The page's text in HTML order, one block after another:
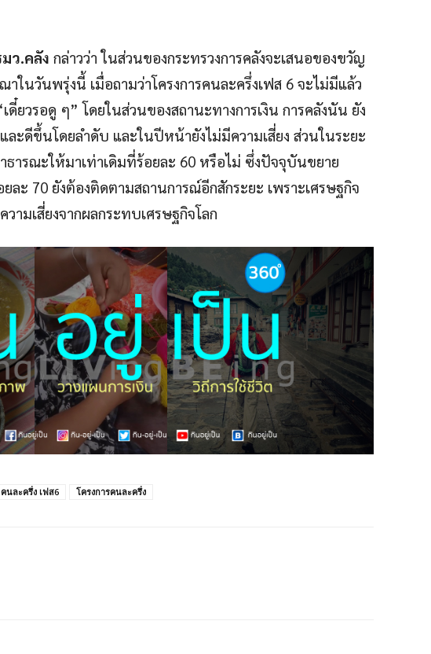
ว.คลัง กล่าวว่า ในส่วนของกระทรวงการคลังจะเสนอของขวัญ
นวันพรุ่งนี้ เมื่อถามว่าโครงการคนละครึ่งเฟส 6 จะไม่มีแล้ว
ดี๋ยวรอดู ๆ” โดยในส่วนของสถานะทางการเงิน การคลังนัน ยัง
ละดีขึ้นโดยลำดับ และในปีหน้ายังไม่มีความเสี่ยง ส่วนในระยะ
ารณะให้มาเท่าเดิมที่ร้อยละ 60 หรือไม่ ซึ่งปัจจุบันขยาย
ะ 70 ยังต้องติดตามสถานการณ์อีกสักระยะ เพราะเศรษฐกิจ
ามเสี่ยงจากผลกระทบเศรษฐกิจโลก
คนละครึ่ง เฟส6 โครงการคนละครึ่ง